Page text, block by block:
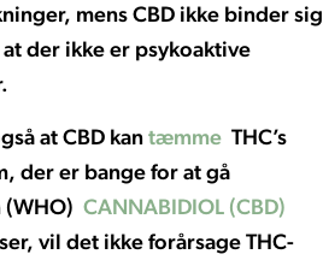
mens CBD ikke binder sig
der ikke er psykoaktive
at CBD kantæmme THC’s
der er bange for at gå
CANNABIDIOL (CBD)
vil det ikke forårsage THC-